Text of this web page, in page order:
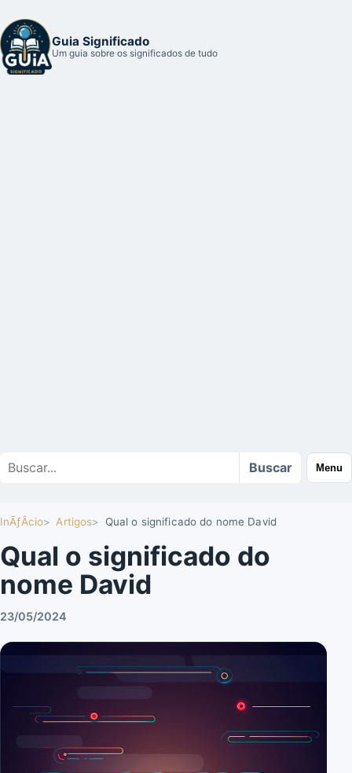
Guia Significado
Um guia sobre os significados de tudo
Buscar
Buscar Menu
InÃƒÂ­cio Artigos Qual o significado do nome David
Qual o significado do
nome David
23/05/2024